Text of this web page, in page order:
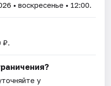
• воскресенье • 12:00.
₽.
у